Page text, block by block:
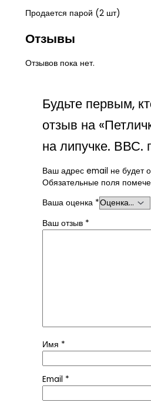
Продается парой (2 шт)
Отзывы
Отзывов пока нет.
Будьте первым,
отзыв на
на липучке. ВВС.
Ваш адрес email не будет
Обязательные поля
Ваша оценка *
Ваш отзыв *
Имя *
Email *